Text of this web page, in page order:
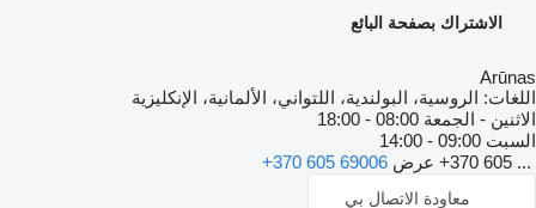
الاشتراك بصفحة البائع
Arūnas
اللغات: الروسية، البولندية، اللتواني، الألمانية، الإنكليزية
الاثنين - الجمعة 08:00 - 18:00
السبت 09:00 - 14:00
+370 605 ... عرض +370 605 69006
معاودة الاتصال بي